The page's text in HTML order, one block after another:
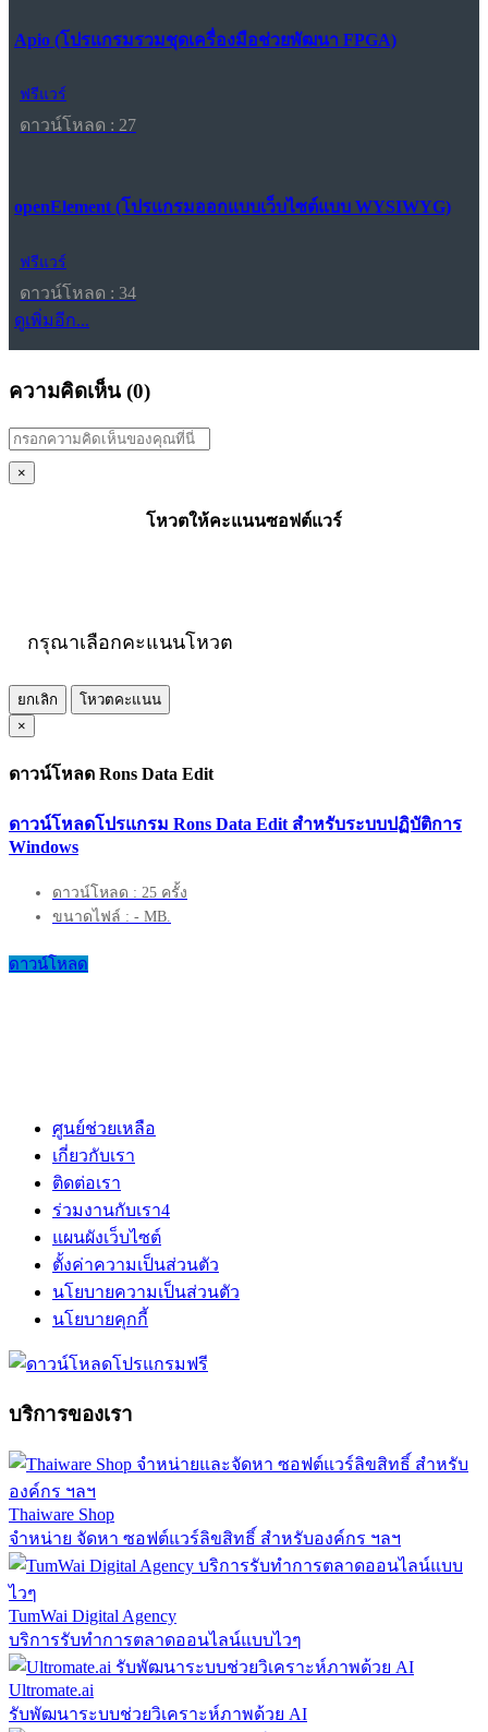
Apio (โปรแกรมรวมชุดเครื่องมือช่วยพัฒนา FPGA)
ฟรีแวร์
ดาวน์โหลด : 27
openElement (โปรแกรมออกแบบเว็บไซต์แบบ WYSIWYG)
ฟรีแวร์
ดาวน์โหลด : 34
ดูเพิ่มอีก...
ความคิดเห็น (0)
×
โหวตให้คะแนนซอฟต์แวร์
กรุณาเลือกคะแนนโหวต
ยกเลิก
โหวตคะแนน
×
ดาวน์โหลด Rons Data Edit
ดาวน์โหลดโปรแกรม Rons Data Edit สำหรับระบบปฏิบัติการ
Windows
ดาวน์โหลด : 25 ครั้ง
ขนาดไฟล์ : - MB.
ดาวน์โหลด
ศูนย์ช่วยเหลือ
เกี่ยวกับเรา
ติดต่อเรา
ร่วมงานกับเรา4
แผนผังเว็บไซต์
ตั้งค่าความเป็นส่วนตัว
นโยบายความเป็นส่วนตัว
นโยบายคุกกี้
บริการของเรา
Thaiware Shop
จำหน่าย จัดหา ซอฟต์แวร์ลิขสิทธิ์ สำหรับองค์กร ฯลฯ
TumWai Digital Agency
บริการรับทำการตลาดออนไลน์แบบไวๆ
Ultromate.ai
รับพัฒนาระบบช่วยวิเคราะห์ภาพด้วย AI